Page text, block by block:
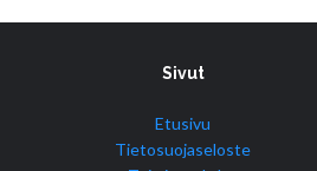
Sivut
Etusivu
Tietosuojaseloste